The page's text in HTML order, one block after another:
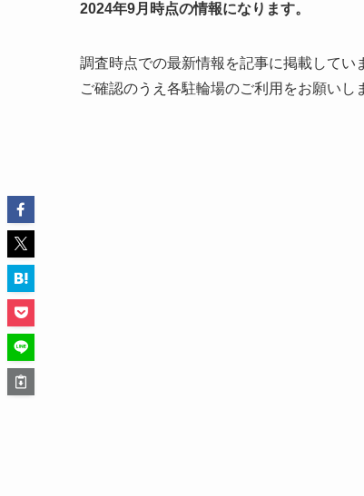
2024年9月時点の情報になります。
調査時点での最新情報を記事に掲載して
ご確認のうえ各駐輪場のご利用をお願いし